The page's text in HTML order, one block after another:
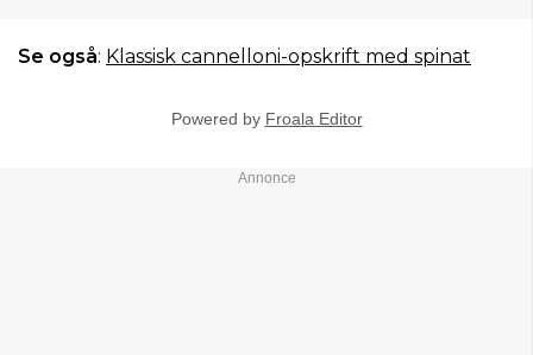
Se også: Klassisk cannelloni-opskrift med spinat
Powered by Froala Editor